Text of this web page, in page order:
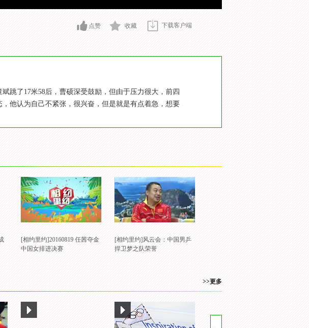
点赞 收藏 下载客户端
跳了17米58后，曹硕深受鼓励，但由于压力很大，前四
他认为自己不紧张，很兴奋，但是就是有点着急，想要
[相约里约]20160819 任茜夺金
中国女排进决赛
[相约里约]风云会：中国男乒
捍卫梦之队荣誉
>>更多